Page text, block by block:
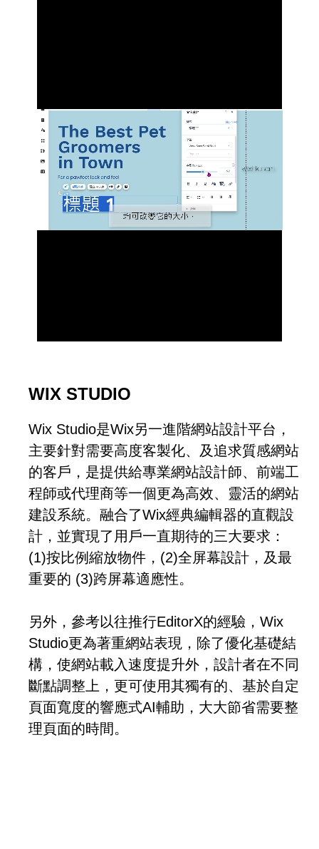
WIX STUDIO
Wix Studio是Wix另一進階網站設計平台，
主要針對需要高度客製化、及追求質感網站
的客戶，是提供給專業網站設計師、前端工
程師或代理商等一個更為高效、靈活的網站
建設系統。融合了Wix經典編輯器的直觀設
計，並實現了用戶一直期待的三大要求：
(1)按比例縮放物件，(2)全屏幕設計，及最
重要的 (3)跨屏幕適應性。
另外，參考以往推行EditorX的經驗，Wix
Studio更為著重網站表現，除了優化基礎結
構，使網站載入速度提升外，設計者在不同
斷點調整上，更可使用其獨有的、基於自定
頁面寬度的響應式AI輔助，大大節省需要整
理頁面的時間。